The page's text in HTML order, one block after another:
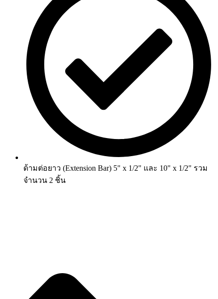
ด้ามต่อยาว (Extension Bar) 5" x 1/2" และ 10" x 1/2" รวม
จำนวน 2 ชิ้น